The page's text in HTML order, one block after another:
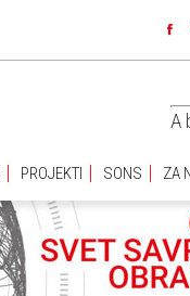
A
PROJEKTI SONS ZA
ZA